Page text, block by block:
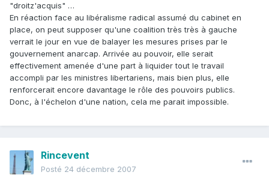
"droitz'acquis" …
En réaction face au libéralisme radical assumé du cabinet en
place, on peut supposer qu'une coalition très très à gauche
verrait le jour en vue de balayer les mesures prises par le
gouvernement anarcap. Arrivée au pouvoir, elle serait
effectivement amenée d'une part à liquider tout le travail
accompli par les ministres libertariens, mais bien plus, elle
renforcerait encore davantage le rôle des pouvoirs publics.
Donc, à l'échelon d'une nation, cela me parait impossible.
Rincevent
Posté 24 décembre 2007